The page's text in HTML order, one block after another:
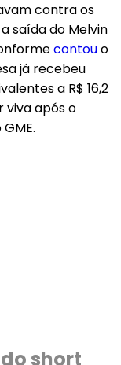
contra os
saída do Melvin
contouo
já recebeu
a R$ 16,2
viva após o
short